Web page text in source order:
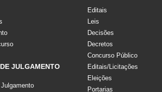
JULGAMENTO
Editais
Leis
Decisões
Decretos
Concurso Público
Editais/Licitações
Eleições
Portarias